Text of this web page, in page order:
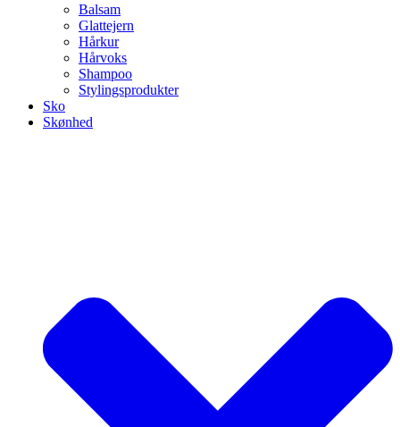
Balsam
Glattejern
Hårkur
Hårvoks
Shampoo
Stylingsprodukter
Sko
Skønhed